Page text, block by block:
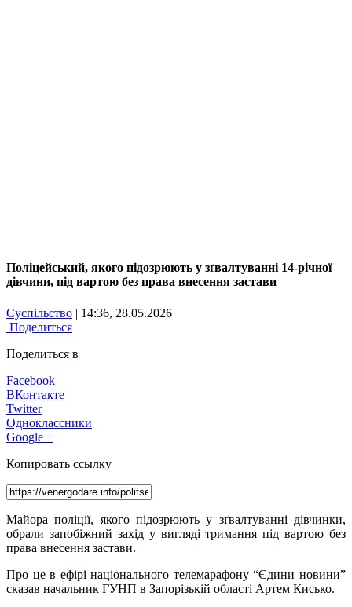
Поліцейський, якого підозрюють у зґвалтуванні 14-річної
дівчини, під вартою без права внесення застави
Суспільство | 14:36, 28.05.2026
Поделиться
Поделиться в
Facebook
ВКонтакте
Twitter
Одноклассники
Google +
Копировать ссылку
Майора поліції, якого підозрюють у зґвалтуванні дівчинки,
обрали запобіжний захід у вигляді тримання під вартою без
права внесення застави.
Про це в ефірі національного телемарафону “Єдини новини”
сказав начальник ГУНП в Запорізькій області Артем Кисько.